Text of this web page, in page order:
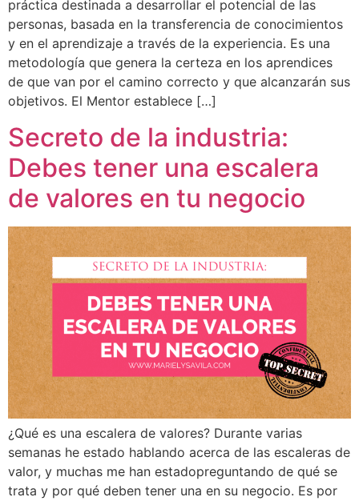
práctica destinada a desarrollar el potencial de las
personas, basada en la transferencia de conocimientos
y en el aprendizaje a través de la experiencia. Es una
metodología que genera la certeza en los aprendices
de que van por el camino correcto y que alcanzarán sus
objetivos. El Mentor establece […]
Secreto de la industria:
Debes tener una escalera
de valores en tu negocio
¿Qué es una escalera de valores? Durante varias
semanas he estado hablando acerca de las escaleras de
valor, y muchas me han estadopreguntando de qué se
trata y por qué deben tener una en su negocio. Es por